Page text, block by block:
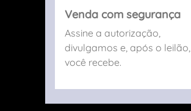
Venda com segurança
Assine a autorização,
divulgamos e, após o leilão,
você recebe.